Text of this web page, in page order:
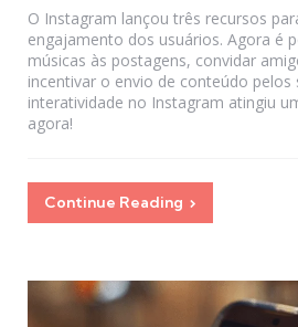
O Instagram lançou três recursos
engajamento dos usuários. Agora é
músicas às postagens, convidar
incentivar o envio de conteúdo pelos
interatividade no Instagram atingiu
agora!
Continue Reading